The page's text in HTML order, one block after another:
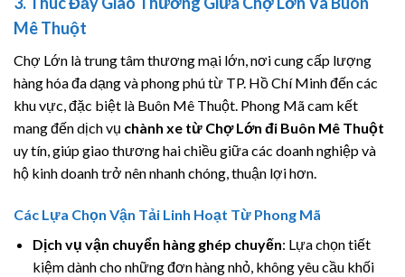
Mê Thuột
Chợ Lớn là trung tâm thương mại lớn, nơi cung cấp lượng
hàng hóa đa dạng và phong phú từ TP. Hồ Chí Minh đến các
khu vực, đặc biệt là Buôn Mê Thuột. Phong Mã cam kết
mang đến dịch vụ chành xe từ Chợ Lớn đi Buôn Mê Thuột
uy tín, giúp giao thương hai chiều giữa các doanh nghiệp và
hộ kinh doanh trở nên nhanh chóng, thuận lợi hơn.
Các Lựa Chọn Vận Tải Linh Hoạt Từ Phong Mã
Dịch vụ vận chuyển hàng ghép chuyến: Lựa chọn tiết
kiệm dành cho những đơn hàng nhỏ, không yêu cầu khối